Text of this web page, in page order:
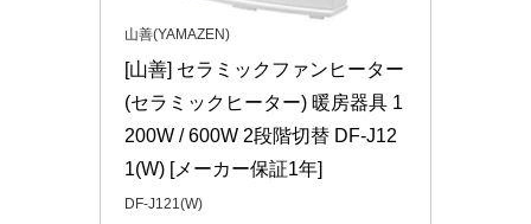
山善(YAMAZEN)
[山善] セラミックファンヒーター
(セラミックヒーター) 暖房器具 1
200W / 600W 2段階切替 DF-J12
1(W) [メーカー保証1年]
DF-J121(W)